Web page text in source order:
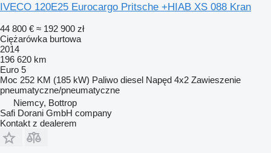
IVECO 120E25 Eurocargo Pritsche +HIAB XS 088 Kran
44 800 € ≈ 192 900 zł
Ciężarówka burtowa
2014
196 620 km
Euro 5
Moc 252 KM (185 kW) Paliwo diesel Napęd 4x2 Zawieszenie
pneumatyczne/pneumatyczne
Niemcy, Bottrop
Safi Dorani GmbH company
Kontakt z dealerem